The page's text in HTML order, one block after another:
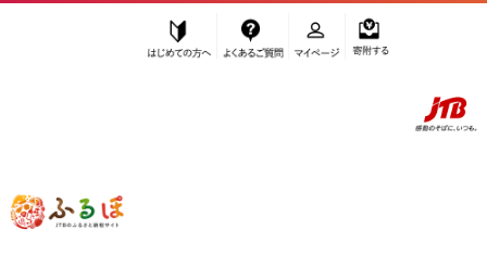
ふるぽ JTBのふるさと納税サイト
「ふるさと納税」TOP